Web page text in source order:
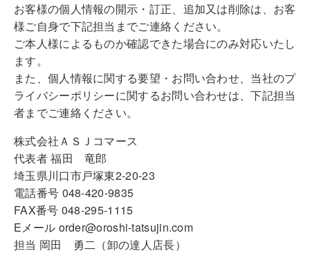
お客様の個人情報の開示・訂正、追加又は削除は、お客
様ご自身で下記担当までご連絡ください。
ご本人様によるものか確認できた場合にのみ対応いたし
ます。
また、個人情報に関する要望・お問い合わせ、当社のプ
ライバシーポリシーに関するお問い合わせは、下記担当
者までご連絡ください。
株式会社ＡＳＪコマース
代表者 福田 竜郎
埼玉県川口市戸塚東2-20-23
電話番号 048-420-9835
FAX番号 048-295-1115
Eメール order@oroshi-tatsujin.com
担当 岡田 勇二（卸の達人店長）